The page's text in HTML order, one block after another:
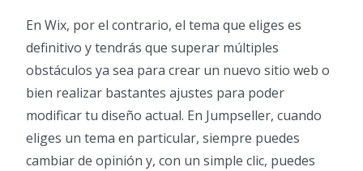
En Wix, por el contrario, el tema que eliges es
definitivo y tendrás que superar múltiples
obstáculos ya sea para crear un nuevo sitio web o
bien realizar bastantes ajustes para poder
modificar tu diseño actual. En Jumpseller, cuando
eliges un tema en particular, siempre puedes
cambiar de opinión y, con un simple clic, puedes